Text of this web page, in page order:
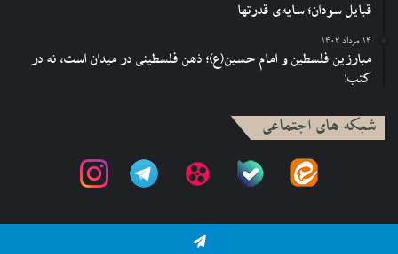
قبایل سودان؛ سایه‌ی قدرتها
۱۴ مرداد ۱۴۰۲
مبارزین فلسطین و امام حسین(ع)؛ ذهن فلسطینی در میدان است، نه در
کتب!
شبکه های اجتماعی